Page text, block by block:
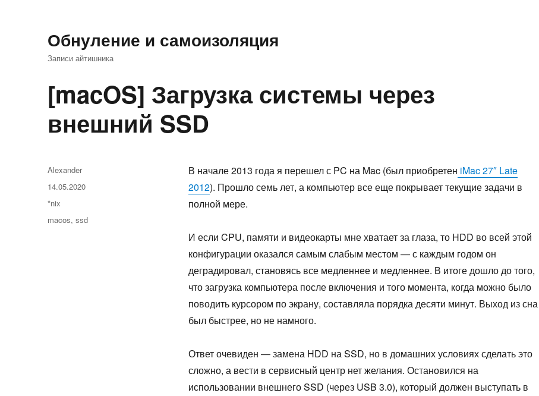
Обнуление и самоизоляция
Записи айтишника
[macOS] Загрузка системы через
внешний SSD
В начале 2013 года я перешел с PC на Mac (был приобретен iMac 27″ Late
2012). Прошло семь лет, а компьютер все еще покрывает текущие задачи в
полной мере.
И если CPU, памяти и видеокарты мне хватает за глаза, то HDD во всей этой
конфигурации оказался самым слабым местом — с каждым годом он
деградировал, становясь все медленнее и медленнее. В итоге дошло до того,
что загрузка компьютера после включения и того момента, когда можно было
поводить курсором по экрану, составляла порядка десяти минут. Выход из сна
был быстрее, но не намного.
Ответ очевиден — замена HDD на SSD, но в домашних условиях сделать это
сложно, а вести в сервисный центр нет желания. Остановился на
использовании внешнего SSD (через USB 3.0), который должен выступать в
Автор
Alexander
Опубликовано
14.05.2020
Рубрики
*nix
Метки
macos,ssd